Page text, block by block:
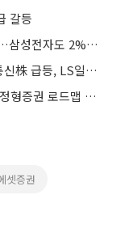
갈등
미·이란 협상 기대감, SK하이닉스 5%…삼성전자도 2%대 상승
삼성전자 흔들·SK하이닉스 선방…광통신株 급등, LS일렉트릭 강세
STO 하위법규 예상안, 풀링·거래한도·정형증권 로드맵 제시
셋증권